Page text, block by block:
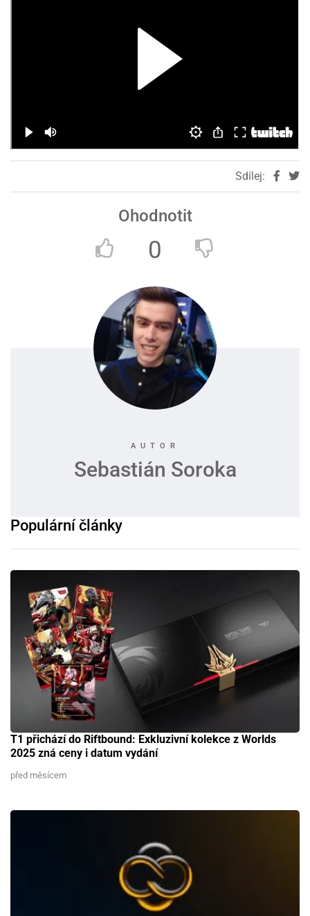
Sdílej:
Ohodnotit
0
Sebastián Soroka
Populární články
T1 přichází do Riftbound: Exkluzivní kolekce z Worlds
2025 zná ceny i datum vydání
před měsícem